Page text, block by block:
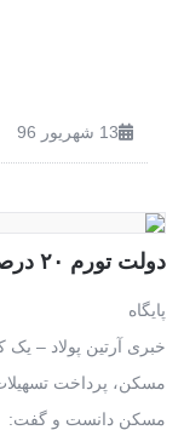
13 شهریور 96
دولت تورم ۲۰ درصدی مسکن را بپذیرد
پایگاه
خبری آرتین پولاد – یک
مسکن، پرداخت
مسکن دانست و گفت: